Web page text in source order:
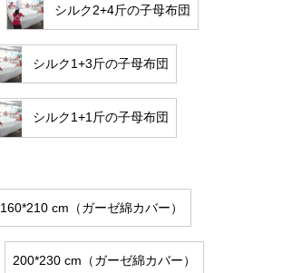
シルク2+4斤の子母布団
シルク1+3斤の子母布団
シルク1+1斤の子母布団
160*210 cm（ガーゼ綿カバー）
200*230 cm（ガーゼ綿カバー）